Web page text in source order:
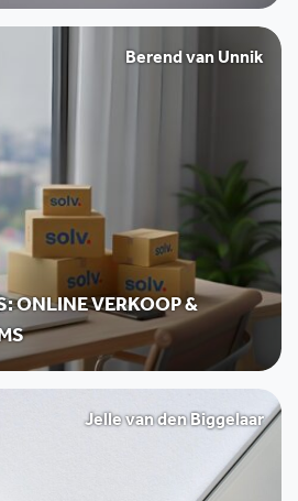
Berend van Unnik
ONLINE VERKOOP &
Jelle van den Biggelaar